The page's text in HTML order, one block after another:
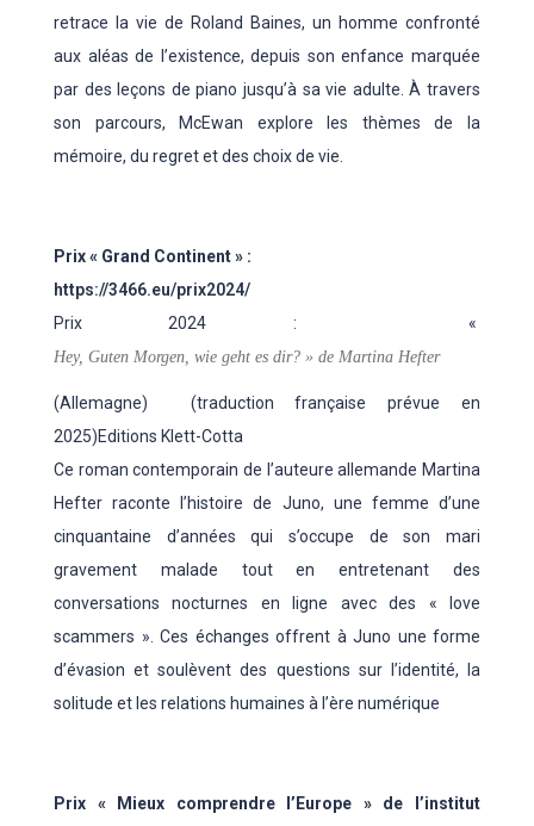
retrace la vie de Roland Baines, un homme confronté
aux aléas de l’existence, depuis son enfance marquée
par des leçons de piano jusqu’à sa vie adulte. À travers
son parcours, McEwan explore les thèmes de la
mémoire, du regret et des choix de vie.
Prix « Grand Continent » :
https://3466.eu/prix2024/
Prix 2024 : «
Hey, Guten Morgen, wie geht es dir? » de Martina Hefter
(Allemagne) (traduction française prévue en
2025)Editions Klett-Cotta
Ce roman contemporain de l’auteure allemande Martina
Hefter raconte l’histoire de Juno, une femme d’une
cinquantaine d’années qui s’occupe de son mari
gravement malade tout en entretenant des
conversations nocturnes en ligne avec des « love
scammers ». Ces échanges offrent à Juno une forme
d’évasion et soulèvent des questions sur l’identité, la
solitude et les relations humaines à l’ère numérique
Prix « Mieux comprendre l’Europe » de l’institut